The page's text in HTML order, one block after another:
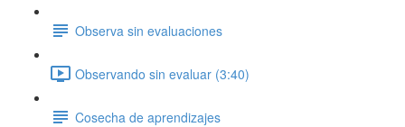
Observa sin evaluaciones
Observando sin evaluar (3:40)
Cosecha de aprendizajes